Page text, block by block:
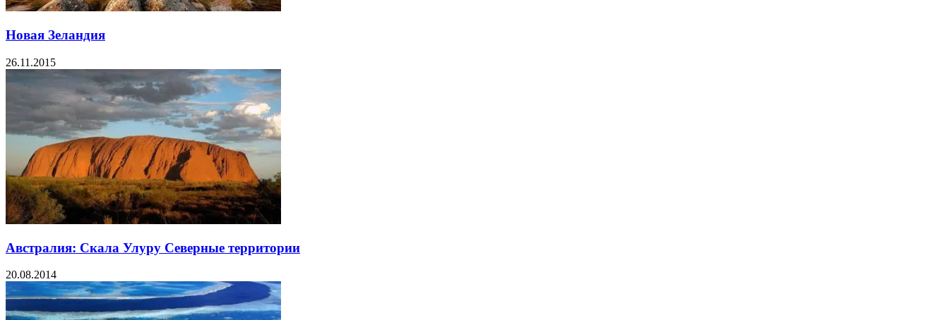
Новая Зеландия
26.11.2015
Австралия: Скала Улуру Северные территории
20.08.2014